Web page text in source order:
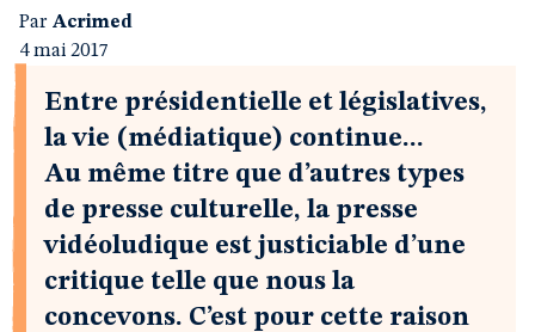
Par Acrimed
4 mai 2017
Entre présidentielle et législatives,
la vie (médiatique) continue...
Au même titre que d’autres types
de presse culturelle, la presse
vidéoludique est justiciable d’une
critique telle que nous la
concevons. C’est pour cette raison